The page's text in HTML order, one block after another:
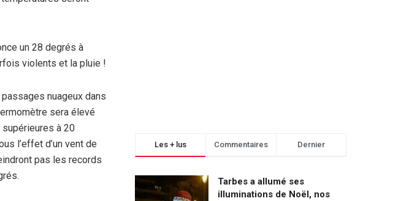
un 28 degrés à
violents et la pluie !
nuageux dans
sera élevé
à 20
l’effet d’un vent de
pas les records
Les + lus Commentaires Dernier
Tarbes a allumé ses
illuminations de Noël, nos